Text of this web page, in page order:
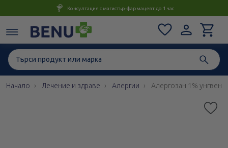
Консултация с магистър-фармацевт до 1 час
Начало Лечение и здраве Алергии Алергозан 1%